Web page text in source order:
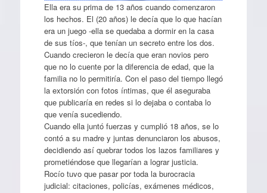
Ella era su prima de 13 años cuando comenzaron
los hechos. El (20 años) le decía que lo que hacían
era un juego -ella se quedaba a dormir en la casa
de sus tíos-, que tenían un secreto entre los dos.
Cuando crecieron le decía que eran novios pero
que no lo cuente por la diferencia de edad, que la
familia no lo permitiría. Con el paso del tiempo llegó
la extorsión con fotos íntimas, que él aseguraba
que publicaría en redes si lo dejaba o contaba lo
que venía sucediendo.
Cuando ella juntó fuerzas y cumplió 18 años, se lo
contó a su madre y juntas denunciaron los abusos,
decidiendo así quebrar todos los lazos familiares y
prometiéndose que llegarían a lograr justicia.
Rocío tuvo que pasar por toda la burocracia
judicial: citaciones, policías, exámenes médicos,